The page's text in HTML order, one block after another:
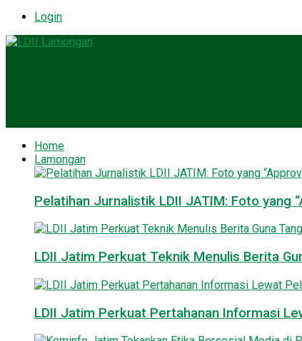
Login
Home
Lamongan
Pelatihan Jurnalistik LDII JATIM: Foto yang
LDII Jatim Perkuat Teknik Menulis Berita
LDII Jatim Perkuat Pertahanan Informasi